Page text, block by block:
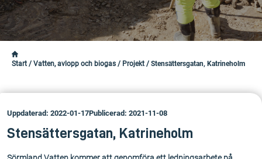
Start / Vatten, avlopp och biogas / Projekt / Stensättersgatan, Katrineholm
Uppdaterad: 2022-01-17Publicerad: 2021-11-08
Stensättersgatan, Katrineholm